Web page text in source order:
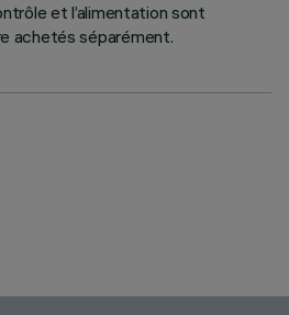
et l’alimentation sont
achetés séparément.